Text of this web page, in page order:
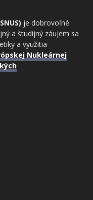
je dobrovoľné
a študijný záujem sa
a využitia
Nukleárnej